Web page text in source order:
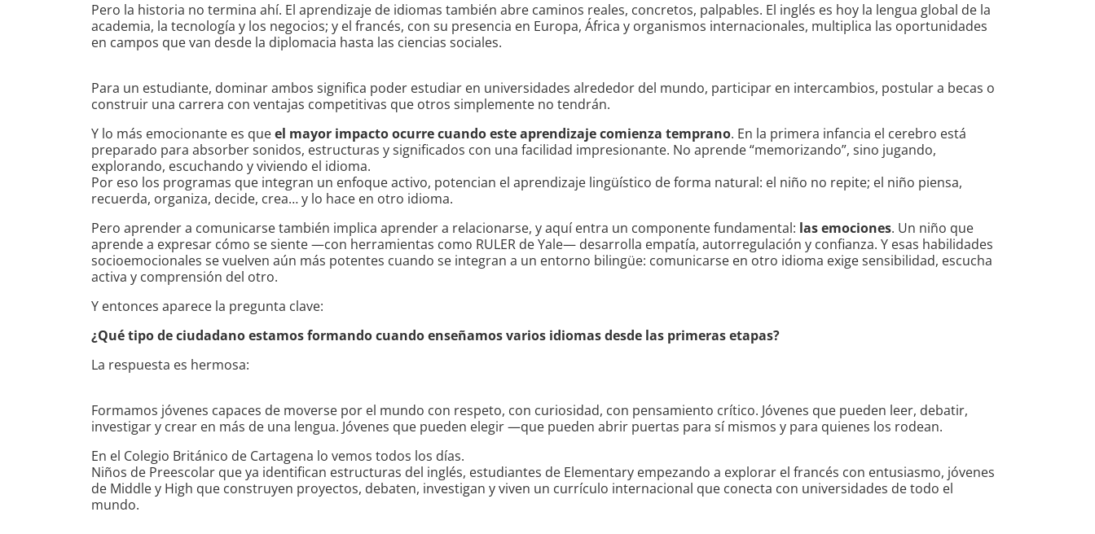
Pero la historia no termina ahí. El aprendizaje de idiomas también abre caminos reales, concretos, palpables. El inglés es hoy la lengua global de la
academia, la tecnología y los negocios; y el francés, con su presencia en Europa, África y organismos internacionales, multiplica las oportunidades
en campos que van desde la diplomacia hasta las ciencias sociales.
Para un estudiante, dominar ambos significa poder estudiar en universidades alrededor del mundo, participar en intercambios, postular a becas o
construir una carrera con ventajas competitivas que otros simplemente no tendrán.
Y lo más emocionante es queel mayor impacto ocurre cuando este aprendizaje comienza temprano. En la primera infancia el cerebro está
preparado para absorber sonidos, estructuras y significados con una facilidad impresionante. No aprende “memorizando”, sino jugando,
explorando, escuchando y viviendo el idioma.
Por eso los programas que integran un enfoque activo, potencian el aprendizaje lingüístico de forma natural: el niño no repite; el niño piensa,
recuerda, organiza, decide, crea… y lo hace en otro idioma.
Pero aprender a comunicarse también implica aprender a relacionarse, y aquí entra un componente fundamental: las emociones. Un niño que
aprende a expresar cómo se siente —con herramientas como RULER de Yale— desarrolla empatía, autorregulación y confianza. Y esas habilidades
socioemocionales se vuelven aún más potentes cuando se integran a un entorno bilingüe: comunicarse en otro idioma exige sensibilidad, escucha
activa y comprensión del otro.
Y entonces aparece la pregunta clave:
¿Qué tipo de ciudadano estamos formando cuando enseñamos varios idiomas desde las primeras etapas?
La respuesta es hermosa:
Formamos jóvenes capaces de moverse por el mundo con respeto, con curiosidad, con pensamiento crítico. Jóvenes que pueden leer, debatir,
investigar y crear en más de una lengua. Jóvenes que pueden elegir —que pueden abrir puertas para sí mismos y para quienes los rodean.
En el Colegio Británico de Cartagena lo vemos todos los días.
Niños de Preescolar que ya identifican estructuras del inglés, estudiantes de Elementary empezando a explorar el francés con entusiasmo, jóvenes
de Middle y High que construyen proyectos, debaten, investigan y viven un currículo internacional que conecta con universidades de todo el
mundo.